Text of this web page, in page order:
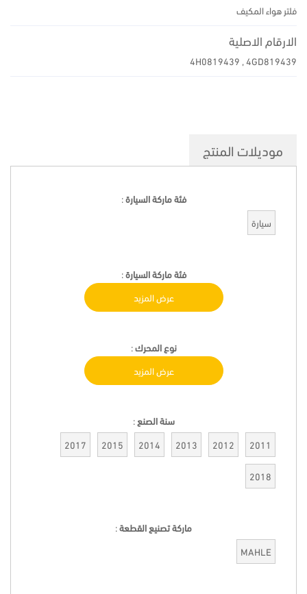
فلتر هواء المكيف
الارقام الاصلية
4H0819439 , 4GD819439
موديلات المنتج
فئة ماركة السيارة:
سيارة
فئة ماركة السيارة:
عرض المزيد
نوع المحرك:
عرض المزيد
سنة الصنع:
2011
2012
2013
2014
2015
2017
2018
ماركة تصنيع القطعة:
MAHLE